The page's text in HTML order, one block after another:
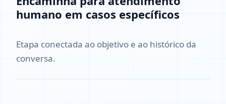
humano em casos específicos
Etapa conectada ao objetivo e ao histórico da
conversa.